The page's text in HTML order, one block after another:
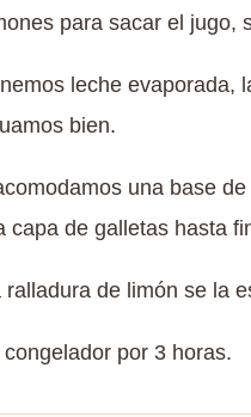
para sacar el jugo,
leche evaporada,
bien.
una base
capa de galletas hasta
de limón se la
por 3 horas.